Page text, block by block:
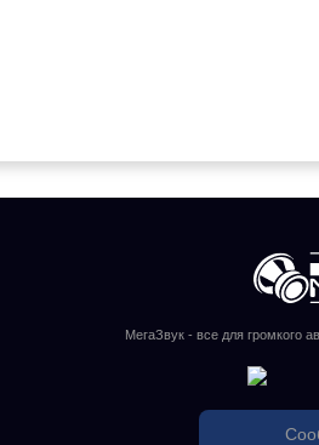
МегаЗвук - все для громкого